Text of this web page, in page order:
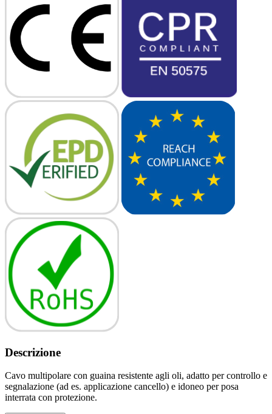
Descrizione
Cavo multipolare con guaina resistente agli oli, adatto per controllo e
segnalazione (ad es. applicazione cancello) e idoneo per posa
interrata con protezione.